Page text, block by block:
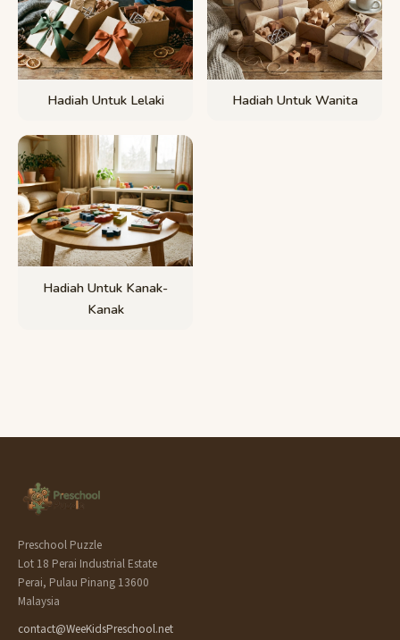
Hadiah Untuk Lelaki Hadiah Untuk Wanita
Hadiah Untuk Kanak-
Kanak
Preschool Puzzle
Lot 18 Perai Industrial Estate
Perai, Pulau Pinang 13600
Malaysia
contact@WeeKidsPreschool.net